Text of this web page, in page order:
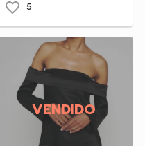
5
VENDIDO